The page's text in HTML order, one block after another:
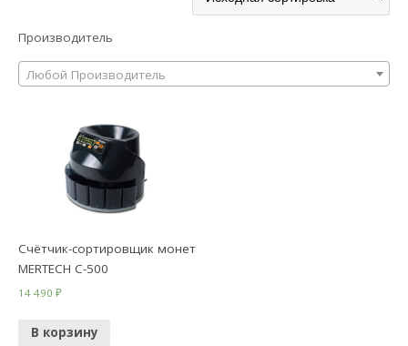
Производитель
Любой Производитель
Счётчик-сортировщик монет
MERTECH C-500
14 490₽
В корзину